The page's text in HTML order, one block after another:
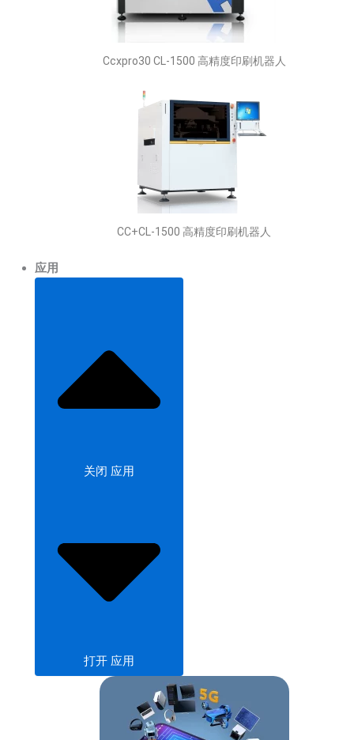
Ccxpro30 CL-1500 高精度印刷机器人
CC+CL-1500 高精度印刷机器人
应用
关闭 应用
打开 应用